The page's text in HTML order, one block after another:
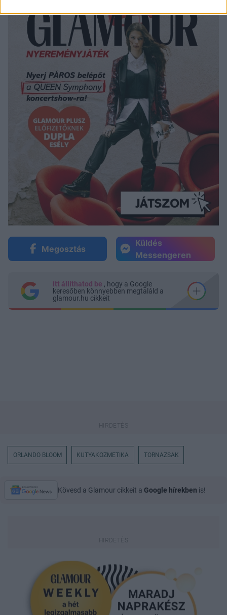
Megosztás
Küldés
Messengeren
Itt állíthatod be , hogy a Google
keresőben könnyebben megtaláld a
glamour.hu cikkeit
ORLANDO BLOOM KUTYAKOZMETIKA TORNAZSAK
Kövesd a Glamour cikkeit a Google hírekben is!